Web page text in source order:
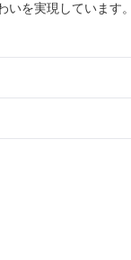
を実現しています。